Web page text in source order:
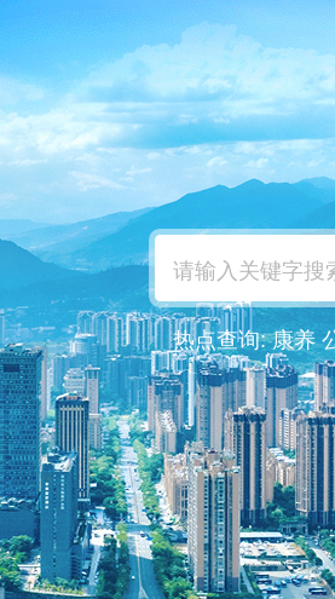
热点查询:康养